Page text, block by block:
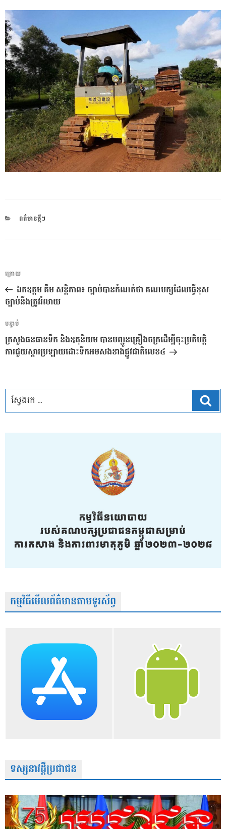
CATEGORIES
ពត៌មានថ្មីៗ
ការ​
នាំទិស​
ប្រកាស
អត្ថបទ
មុន
ក្រោយ
ឯកឧត្តម គឹម សន្តិភាព៖ ច្បាប់បានកំណត់ថា គណបក្សដែលធ្វើខុស
ច្បាប់នឹងត្រូវរំលាយ
អត្ថបទ
បន្ទាប់
បន្ទាប់
ក្រសួងធនធានទឹក និងឧតុនិយម បានបញ្ជូនគ្រឿងចក្រដើម្បីចុះប្រតិបត្តិ
ការជួយស្តារប្រឡាយដោះទឹកអមសងខាងផ្លូវជាតិលេខ៤
កម្មវិធីមើលព័ត៌មានតាមទូរស័ព្វ
ទស្សនាវដ្តីប្រជាជន